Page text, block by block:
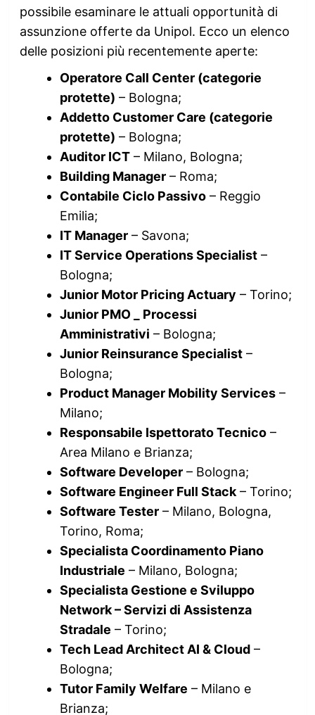
possibile esaminare le attuali opportunità di
assunzione offerte da Unipol. Ecco un elenco
delle posizioni più recentemente aperte:
Operatore Call Center (categorie
protette) – Bologna;
Addetto Customer Care (categorie
protette) – Bologna;
Auditor ICT– Milano, Bologna;
Building Manager– Roma;
Contabile Ciclo Passivo– Reggio
Emilia;
IT Manager– Savona;
IT Service Operations Specialist–
Bologna;
Junior Motor Pricing Actuary – Torino;
Junior PMO _ Processi
Amministrativi – Bologna;
Junior Reinsurance Specialist–
Bologna;
Product Manager Mobility Services–
Milano;
Responsabile Ispettorato Tecnico–
Area Milano e Brianza;
Software Developer– Bologna;
Software Engineer Full Stack– Torino;
Software Tester– Milano, Bologna,
Torino, Roma;
Specialista Coordinamento Piano
Industriale – Milano, Bologna;
Specialista Gestione e Sviluppo
Network – Servizi di Assistenza
Stradale – Torino;
Tech Lead Architect AI & Cloud–
Bologna;
Tutor Family Welfare – Milano e
Brianza;